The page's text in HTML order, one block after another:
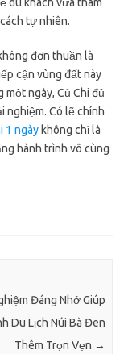
tự nhiên.
đơn thuần là
cận vùng đất này
một ngày, Củ Chi đủ
nghiệm. Có lẽ chính
1 ngày không chỉ là
hành trình vô cùng
Đáng Nhớ Giúp
Du Lịch Núi Bà Đen
Thêm Trọn Vẹn →